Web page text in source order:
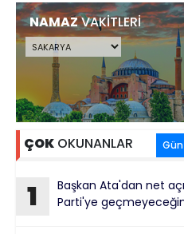
NAMAZVAKİTLERİ
ÇOKOKUNANLAR Gün
1
Başkan Ata'dan net
Parti'ye